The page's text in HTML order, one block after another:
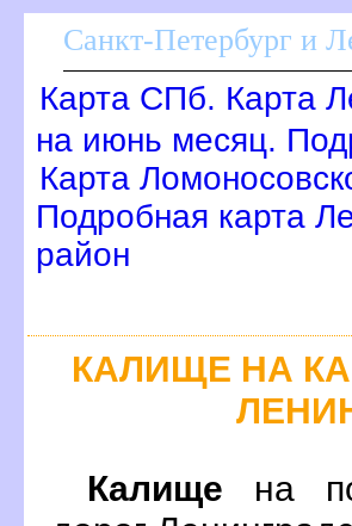
Санкт-Петербург и
Карта СПб. Карта
на июнь месяц.
Карта
Подробная карта
район
КАЛИЩЕ НА
Калище на